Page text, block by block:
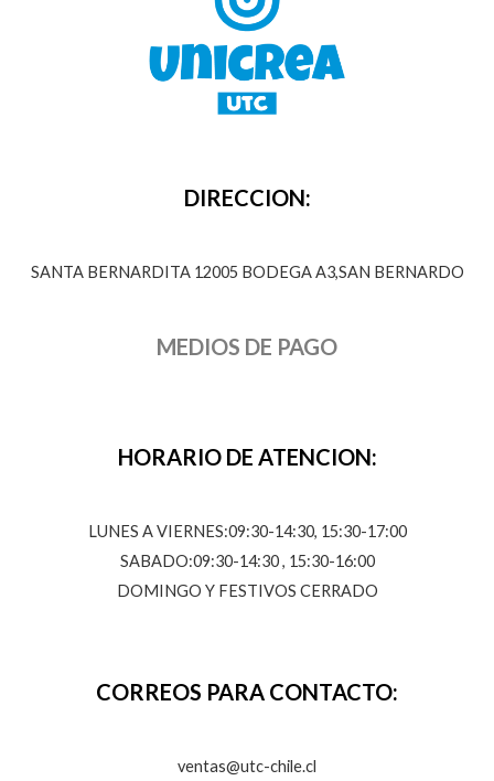
DIRECCION:
SANTA BERNARDITA 12005 BODEGA A3,SAN BERNARDO
MEDIOS DE PAGO
HORARIO DE ATENCION:
LUNES A VIERNES:09:30-14:30, 15:30-17:00
SABADO:09:30-14:30 , 15:30-16:00
DOMINGO Y FESTIVOS CERRADO
CORREOS PARA CONTACTO:
ventas@utc-chile.cl